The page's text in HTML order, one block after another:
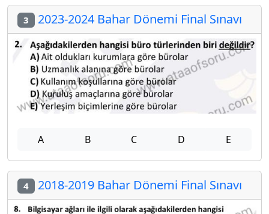
3 2023-2024 Bahar Dönemi Final Sınavı
A B C D E
4 2018-2019 Bahar Dönemi Final Sınavı